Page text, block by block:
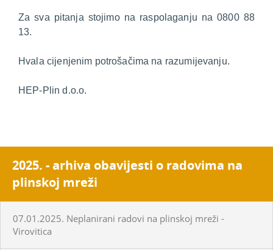
Za sva pitanja stojimo na raspolaganju na 0800 88
13.
Hvala cijenjenim potrošačima na razumijevanju.
HEP-Plin d.o.o.
2025. - arhiva obavijesti o radovima na
plinskoj mreži
07.01.2025. Neplanirani radovi na plinskoj mreži -
Virovitica